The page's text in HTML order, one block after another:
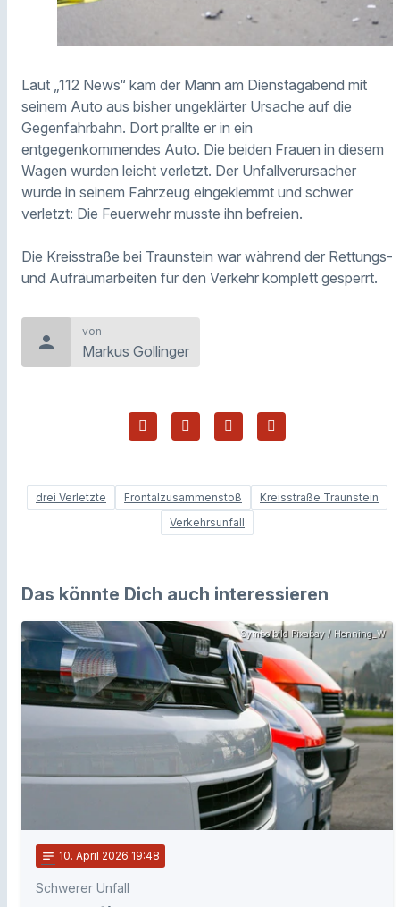
Laut „112 News“ kam der Mann am Dienstagabend mit
seinem Auto aus bisher ungeklärter Ursache auf die
Gegenfahrbahn. Dort prallte er in ein
entgegenkommendes Auto. Die beiden Frauen in diesem
Wagen wurden leicht verletzt. Der Unfallverursacher
wurde in seinem Fahrzeug eingeklemmt und schwer
verletzt: Die Feuerwehr musste ihn befreien.
Die Kreisstraße bei Traunstein war während der Rettungs-
und Aufräumarbeiten für den Verkehr komplett gesperrt.
person
von
Markus Gollinger
drei Verletzte Frontalzusammenstoß
Kreisstraße Traunstein
Verkehrsunfall
Das könnte Dich auch interessieren
Symbolbild Pixabay / Henning_W
notes 10. April 2026 19:48
Schwerer Unfall